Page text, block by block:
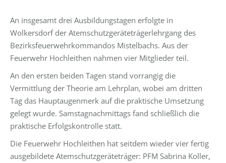
An insgesamt drei Ausbildungstagen erfolgte in
Wolkersdorf der Atemschutzgeräteträgerlehrgang des
Bezirksfeuerwehrkommandos Mistelbachs. Aus der
Feuerwehr Hochleithen nahmen vier Mitglieder teil.
An den ersten beiden Tagen stand vorrangig die
Vermittlung der Theorie am Lehrplan, wobei am dritten
Tag das Hauptaugenmerk auf die praktische Umsetzung
gelegt wurde. Samstagnachmittags fand schließlich die
praktische Erfolgskontrolle statt.
Die Feuerwehr Hochleithen hat seitdem wieder vier fertig
ausgebildete Atemschutzgeräteträger: PFM Sabrina Koller,